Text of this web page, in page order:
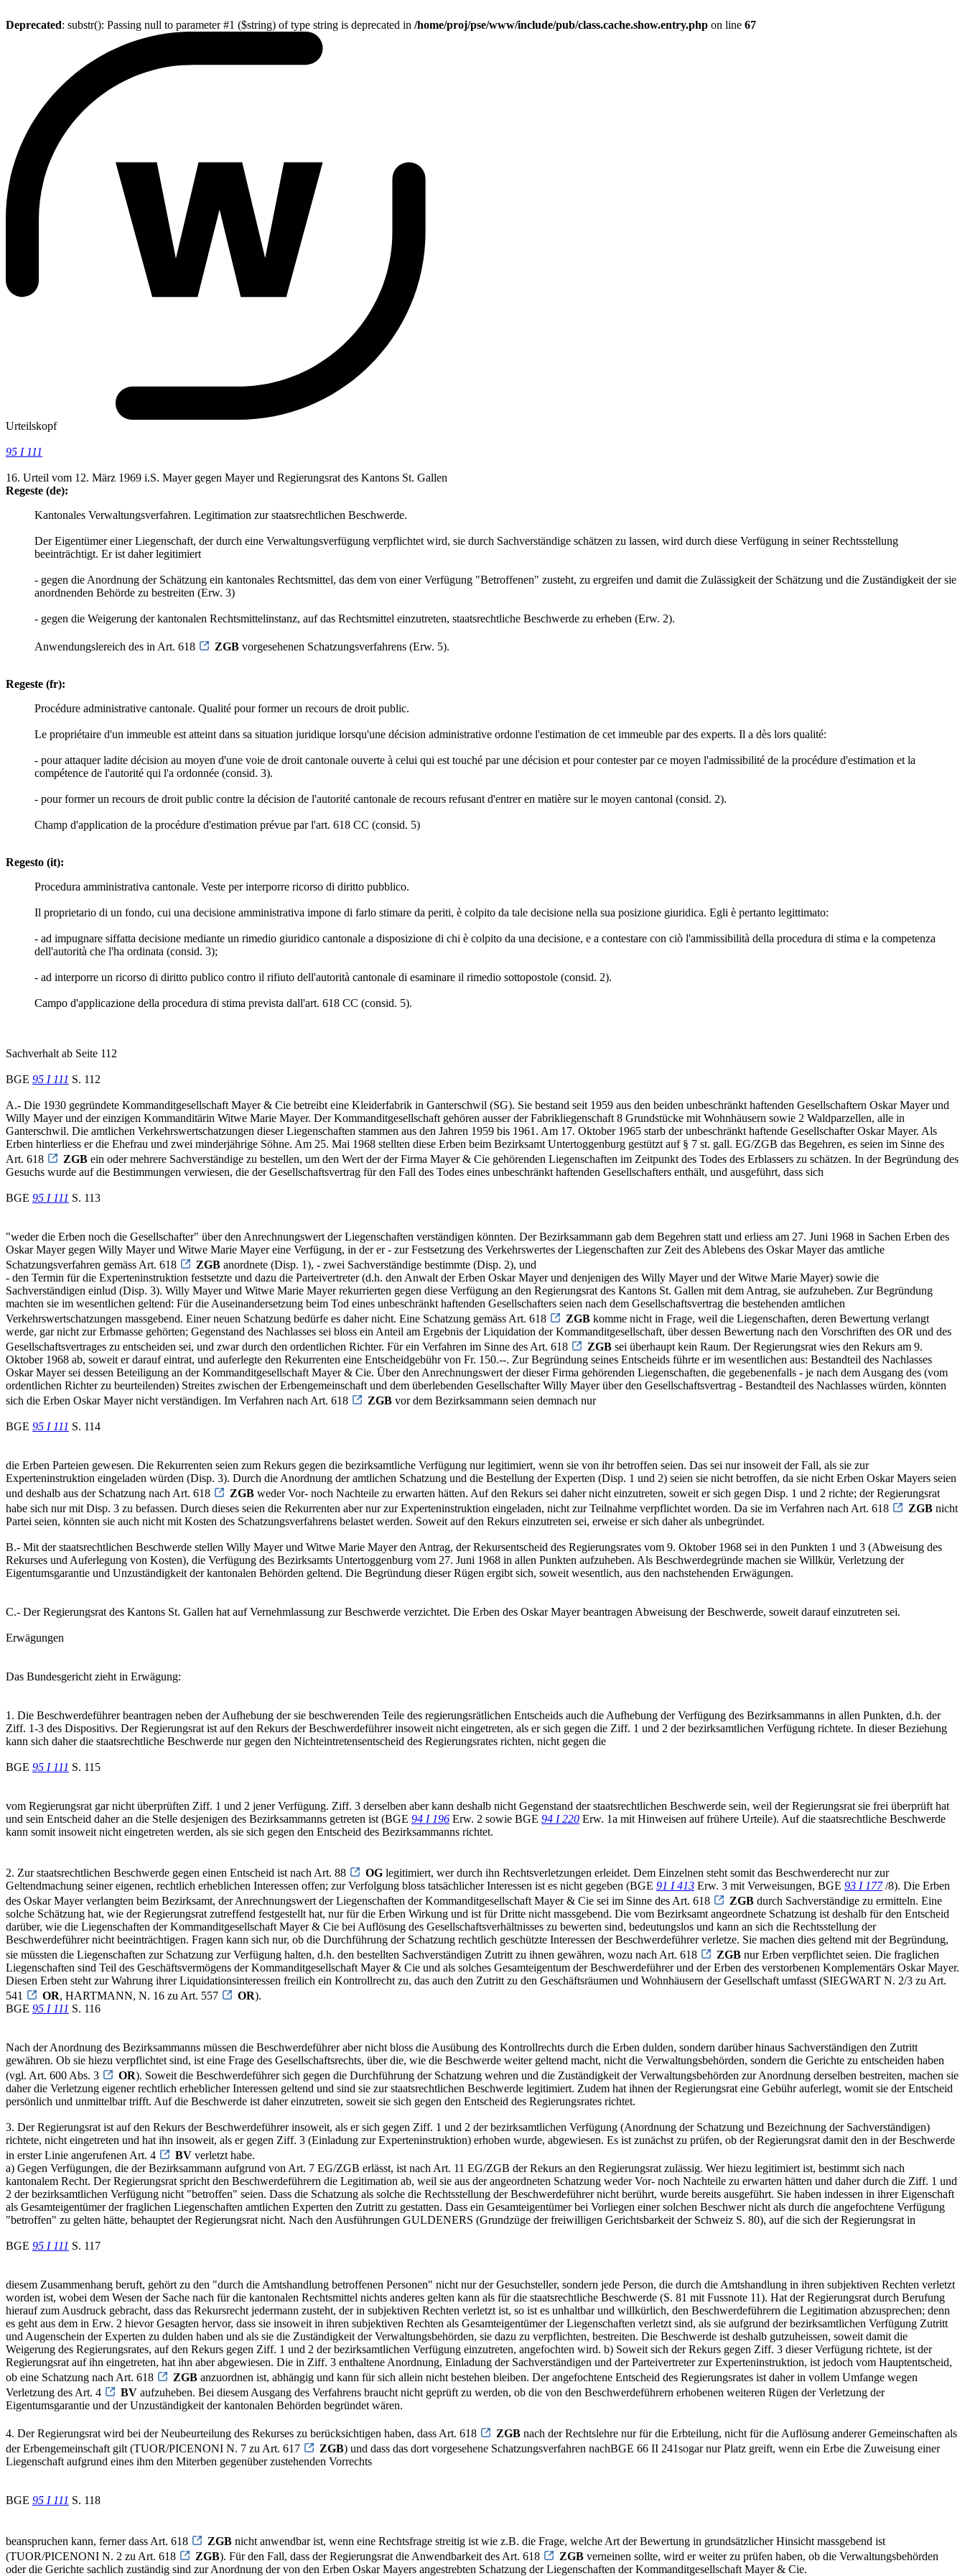
Deprecated: substr(): Passing null to parameter #1 ($string) of type string is deprecated in /home/proj/pse/www/include/pub/class.cache.show.entry.php on line 67
Urteilskopf
95 I 111
16. Urteil vom 12. März 1969 i.S. Mayer gegen Mayer und Regierungsrat des Kantons St. Gallen
Regeste (de):
Kantonales Verwaltungsverfahren. Legitimation zur staatsrechtlichen Beschwerde.
Der Eigentümer einer Liegenschaft, der durch eine Verwaltungsverfügung verpflichtet wird, sie durch Sachverständige schätzen zu lassen, wird durch diese Verfügung in seiner Rechtsstellung
beeinträchtigt. Er ist daher legitimiert
- gegen die Anordnung der Schätzung ein kantonales Rechtsmittel, das dem von einer Verfügung "Betroffenen" zusteht, zu ergreifen und damit die Zulässigkeit der Schätzung und die Zuständigkeit der sie
anordnenden Behörde zu bestreiten (Erw. 3)
- gegen die Weigerung der kantonalen Rechtsmittelinstanz, auf das Rechtsmittel einzutreten, staatsrechtliche Beschwerde zu erheben (Erw. 2).
Anwendungslereich des in Art. 618 ZGB vorgesehenen Schatzungsverfahrens (Erw. 5).
Regeste (fr):
Procédure administrative cantonale. Qualité pour former un recours de droit public.
Le propriétaire d'un immeuble est atteint dans sa situation juridique lorsqu'une décision administrative ordonne l'estimation de cet immeuble par des experts. Il a dès lors qualité:
- pour attaquer ladite décision au moyen d'une voie de droit cantonale ouverte à celui qui est touché par une décision et pour contester par ce moyen l'admissibilité de la procédure d'estimation et la
compétence de l'autorité qui l'a ordonnée (consid. 3).
- pour former un recours de droit public contre la décision de l'autorité cantonale de recours refusant d'entrer en matière sur le moyen cantonal (consid. 2).
Champ d'application de la procédure d'estimation prévue par l'art. 618 CC (consid. 5)
Regesto (it):
Procedura amministrativa cantonale. Veste per interporre ricorso di diritto pubblico.
Il proprietario di un fondo, cui una decisione amministrativa impone di farlo stimare da periti, è colpito da tale decisione nella sua posizione giuridica. Egli è pertanto legittimato:
- ad impugnare siffatta decisione mediante un rimedio giuridico cantonale a disposizione di chi è colpito da una decisione, e a contestare con ciò l'ammissibilità della procedura di stima e la competenza
dell'autorità che l'ha ordinata (consid. 3);
- ad interporre un ricorso di diritto publico contro il rifiuto dell'autorità cantonale di esaminare il rimedio sottopostole (consid. 2).
Campo d'applicazione della procedura di stima prevista dall'art. 618 CC (consid. 5).
Sachverhalt ab Seite 112
BGE 95 I 111 S. 112
A.- Die 1930 gegründete Kommanditgesellschaft Mayer & Cie betreibt eine Kleiderfabrik in Ganterschwil (SG). Sie bestand seit 1959 aus den beiden unbeschränkt haftenden Gesellschaftern Oskar Mayer und
Willy Mayer und der einzigen Kommanditärin Witwe Marie Mayer. Der Kommanditgesellschaft gehören ausser der Fabrikliegenschaft 8 Grundstücke mit Wohnhäusern sowie 2 Waldparzellen, alle in
Ganterschwil. Die amtlichen Verkehrswertschatzungen dieser Liegenschaften stammen aus den Jahren 1959 bis 1961. Am 17. Oktober 1965 starb der unbeschränkt haftende Gesellschafter Oskar Mayer. Als
Erben hinterliess er die Ehefrau und zwei minderjährige Söhne. Am 25. Mai 1968 stellten diese Erben beim Bezirksamt Untertoggenburg gestützt auf § 7 st. gall. EG/ZGB das Begehren, es seien im Sinne des
Art. 618
ZGB ein oder mehrere Sachverständige zu bestellen, um den Wert der der Firma Mayer & Cie gehörenden Liegenschaften im Zeitpunkt des Todes des Erblassers zu schätzen. In der Begründung des
Gesuchs wurde auf die Bestimmungen verwiesen, die der Gesellschaftsvertrag für den Fall des Todes eines unbeschränkt haftenden Gesellschafters enthält, und ausgeführt, dass sich
BGE 95 I 111 S. 113
"weder die Erben noch die Gesellschafter" über den Anrechnungswert der Liegenschaften verständigen könnten. Der Bezirksammann gab dem Begehren statt und erliess am 27. Juni 1968 in Sachen Erben des
Oskar Mayer gegen Willy Mayer und Witwe Marie Mayer eine Verfügung, in der er - zur Festsetzung des Verkehrswertes der Liegenschaften zur Zeit des Ablebens des Oskar Mayer das amtliche
Schatzungsverfahren gemäss Art. 618
ZGB anordnete (Disp. 1), - zwei Sachverständige bestimmte (Disp. 2), und
- den Termin für die Experteninstruktion festsetzte und dazu die Parteivertreter (d.h. den Anwalt der Erben Oskar Mayer und denjenigen des Willy Mayer und der Witwe Marie Mayer) sowie die
Sachverständigen einlud (Disp. 3). Willy Mayer und Witwe Marie Mayer rekurrierten gegen diese Verfügung an den Regierungsrat des Kantons St. Gallen mit dem Antrag, sie aufzuheben. Zur Begründung
machten sie im wesentlichen geltend: Für die Auseinandersetzung beim Tod eines unbeschränkt haftenden Gesellschafters seien nach dem Gesellschaftsvertrag die bestehenden amtlichen
Verkehrswertschatzungen massgebend. Einer neuen Schatzung bedürfe es daher nicht. Eine Schatzung gemäss Art. 618
ZGB komme nicht in Frage, weil die Liegenschaften, deren Bewertung verlangt
werde, gar nicht zur Erbmasse gehörten; Gegenstand des Nachlasses sei bloss ein Anteil am Ergebnis der Liquidation der Kommanditgesellschaft, über dessen Bewertung nach den Vorschriften des OR und des
Gesellschaftsvertrages zu entscheiden sei, und zwar durch den ordentlichen Richter. Für ein Verfahren im Sinne des Art. 618
ZGB sei überhaupt kein Raum. Der Regierungsrat wies den Rekurs am 9.
Oktober 1968 ab, soweit er darauf eintrat, und auferlegte den Rekurrenten eine Entscheidgebühr von Fr. 150.--. Zur Begründung seines Entscheids führte er im wesentlichen aus: Bestandteil des Nachlasses
Oskar Mayer sei dessen Beteiligung an der Kommanditgesellschaft Mayer & Cie. Über den Anrechnungswert der dieser Firma gehörenden Liegenschaften, die gegebenenfalls - je nach dem Ausgang des (vom
ordentlichen Richter zu beurteilenden) Streites zwischen der Erbengemeinschaft und dem überlebenden Gesellschafter Willy Mayer über den Gesellschaftsvertrag - Bestandteil des Nachlasses würden, könnten
sich die Erben Oskar Mayer nicht verständigen. Im Verfahren nach Art. 618
ZGB vor dem Bezirksammann seien demnach nur
BGE 95 I 111 S. 114
die Erben Parteien gewesen. Die Rekurrenten seien zum Rekurs gegen die bezirksamtliche Verfügung nur legitimiert, wenn sie von ihr betroffen seien. Das sei nur insoweit der Fall, als sie zur
Experteninstruktion eingeladen würden (Disp. 3). Durch die Anordnung der amtlichen Schatzung und die Bestellung der Experten (Disp. 1 und 2) seien sie nicht betroffen, da sie nicht Erben Oskar Mayers seien
und deshalb aus der Schatzung nach Art. 618
ZGB weder Vor- noch Nachteile zu erwarten hätten. Auf den Rekurs sei daher nicht einzutreten, soweit er sich gegen Disp. 1 und 2 richte; der Regierungsrat
habe sich nur mit Disp. 3 zu befassen. Durch dieses seien die Rekurrenten aber nur zur Experteninstruktion eingeladen, nicht zur Teilnahme verpflichtet worden. Da sie im Verfahren nach Art. 618
ZGB nicht
Partei seien, könnten sie auch nicht mit Kosten des Schatzungsverfahrens belastet werden. Soweit auf den Rekurs einzutreten sei, erweise er sich daher als unbegründet.
B.- Mit der staatsrechtlichen Beschwerde stellen Willy Mayer und Witwe Marie Mayer den Antrag, der Rekursentscheid des Regierungsrates vom 9. Oktober 1968 sei in den Punkten 1 und 3 (Abweisung des
Rekurses und Auferlegung von Kosten), die Verfügung des Bezirksamts Untertoggenburg vom 27. Juni 1968 in allen Punkten aufzuheben. Als Beschwerdegründe machen sie Willkür, Verletzung der
Eigentumsgarantie und Unzuständigkeit der kantonalen Behörden geltend. Die Begründung dieser Rügen ergibt sich, soweit wesentlich, aus den nachstehenden Erwägungen.
C.- Der Regierungsrat des Kantons St. Gallen hat auf Vernehmlassung zur Beschwerde verzichtet. Die Erben des Oskar Mayer beantragen Abweisung der Beschwerde, soweit darauf einzutreten sei.
Erwägungen
Das Bundesgericht zieht in Erwägung:
1. Die Beschwerdeführer beantragen neben der Aufhebung der sie beschwerenden Teile des regierungsrätlichen Entscheids auch die Aufhebung der Verfügung des Bezirksammanns in allen Punkten, d.h. der
Ziff. 1-3 des Dispositivs. Der Regierungsrat ist auf den Rekurs der Beschwerdeführer insoweit nicht eingetreten, als er sich gegen die Ziff. 1 und 2 der bezirksamtlichen Verfügung richtete. In dieser Beziehung
kann sich daher die staatsrechtliche Beschwerde nur gegen den Nichteintretensentscheid des Regierungsrates richten, nicht gegen die
BGE 95 I 111 S. 115
vom Regierungsrat gar nicht überprüften Ziff. 1 und 2 jener Verfügung. Ziff. 3 derselben aber kann deshalb nicht Gegenstand der staatsrechtlichen Beschwerde sein, weil der Regierungsrat sie frei überprüft hat
und sein Entscheid daher an die Stelle desjenigen des Bezirksammanns getreten ist (BGE 94 I 196 Erw. 2 sowie BGE 94 I 220 Erw. 1a mit Hinweisen auf frühere Urteile). Auf die staatsrechtliche Beschwerde
kann somit insoweit nicht eingetreten werden, als sie sich gegen den Entscheid des Bezirksammanns richtet.
2. Zur staatsrechtlichen Beschwerde gegen einen Entscheid ist nach Art. 88 OG legitimiert, wer durch ihn Rechtsverletzungen erleidet. Dem Einzelnen steht somit das Beschwerderecht nur zur
Geltendmachung seiner eigenen, rechtlich erheblichen Interessen offen; zur Verfolgung bloss tatsächlicher Interessen ist es nicht gegeben (BGE 91 I 413 Erw. 3 mit Verweisungen, BGE 93 I 177/8). Die Erben
des Oskar Mayer verlangten beim Bezirksamt, der Anrechnungswert der Liegenschaften der Kommanditgesellschaft Mayer & Cie sei im Sinne des Art. 618
ZGB durch Sachverständige zu ermitteln. Eine
solche Schätzung hat, wie der Regierungsrat zutreffend festgestellt hat, nur für die Erben Wirkung und ist für Dritte nicht massgebend. Die vom Bezirksamt angeordnete Schatzung ist deshalb für den Entscheid
darüber, wie die Liegenschaften der Kommanditgesellschaft Mayer & Cie bei Auflösung des Gesellschaftsverhältnisses zu bewerten sind, bedeutungslos und kann an sich die Rechtsstellung der
Beschwerdeführer nicht beeinträchtigen. Fragen kann sich nur, ob die Durchführung der Schatzung rechtlich geschützte Interessen der Beschwerdeführer verletze. Sie machen dies geltend mit der Begründung,
sie müssten die Liegenschaften zur Schatzung zur Verfügung halten, d.h. den bestellten Sachverständigen Zutritt zu ihnen gewähren, wozu nach Art. 618
ZGB nur Erben verpflichtet seien. Die fraglichen
Liegenschaften sind Teil des Geschäftsvermögens der Kommanditgesellschaft Mayer & Cie und als solches Gesamteigentum der Beschwerdeführer und der Erben des verstorbenen Komplementärs Oskar Mayer.
Diesen Erben steht zur Wahrung ihrer Liquidationsinteressen freilich ein Kontrollrecht zu, das auch den Zutritt zu den Geschäftsräumen und Wohnhäusern der Gesellschaft umfasst (SIEGWART N. 2/3 zu Art.
541
OR, HARTMANN, N. 16 zu Art. 557 OR).
BGE 95 I 111 S. 116
Nach der Anordnung des Bezirksammanns müssen die Beschwerdeführer aber nicht bloss die Ausübung des Kontrollrechts durch die Erben dulden, sondern darüber hinaus Sachverständigen den Zutritt
gewähren. Ob sie hiezu verpflichtet sind, ist eine Frage des Gesellschaftsrechts, über die, wie die Beschwerde weiter geltend macht, nicht die Verwaltungsbehörden, sondern die Gerichte zu entscheiden haben
(vgl. Art. 600 Abs. 3
OR). Soweit die Beschwerdeführer sich gegen die Durchführung der Schatzung wehren und die Zuständigkeit der Verwaltungsbehörden zur Anordnung derselben bestreiten, machen sie
daher die Verletzung eigener rechtlich erheblicher Interessen geltend und sind sie zur staatsrechtlichen Beschwerde legitimiert. Zudem hat ihnen der Regierungsrat eine Gebühr auferlegt, womit sie der Entscheid
persönlich und unmittelbar trifft. Auf die Beschwerde ist daher einzutreten, soweit sie sich gegen den Entscheid des Regierungsrates richtet.
3. Der Regierungsrat ist auf den Rekurs der Beschwerdeführer insoweit, als er sich gegen Ziff. 1 und 2 der bezirksamtlichen Verfügung (Anordnung der Schatzung und Bezeichnung der Sachverständigen)
richtete, nicht eingetreten und hat ihn insoweit, als er gegen Ziff. 3 (Einladung zur Experteninstruktion) erhoben wurde, abgewiesen. Es ist zunächst zu prüfen, ob der Regierungsrat damit den in der Beschwerde
in erster Linie angerufenen Art. 4
BV verletzt habe.
a) Gegen Verfügungen, die der Bezirksammann aufgrund von Art. 7 EG/ZGB erlässt, ist nach Art. 11 EG/ZGB der Rekurs an den Regierungsrat zulässig. Wer hiezu legitimiert ist, bestimmt sich nach
kantonalem Recht. Der Regierungsrat spricht den Beschwerdeführern die Legitimation ab, weil sie aus der angeordneten Schatzung weder Vor- noch Nachteile zu erwarten hätten und daher durch die Ziff. 1 und
2 der bezirksamtlichen Verfügung nicht "betroffen" seien. Dass die Schatzung als solche die Rechtsstellung der Beschwerdeführer nicht berührt, wurde bereits ausgeführt. Sie haben indessen in ihrer Eigenschaft
als Gesamteigentümer der fraglichen Liegenschaften amtlichen Experten den Zutritt zu gestatten. Dass ein Gesamteigentümer bei Vorliegen einer solchen Beschwer nicht als durch die angefochtene Verfügung
"betroffen" zu gelten hätte, behauptet der Regierungsrat nicht. Nach den Ausführungen GULDENERS (Grundzüge der freiwilligen Gerichtsbarkeit der Schweiz S. 80), auf die sich der Regierungsrat in
BGE 95 I 111 S. 117
diesem Zusammenhang beruft, gehört zu den "durch die Amtshandlung betroffenen Personen" nicht nur der Gesuchsteller, sondern jede Person, die durch die Amtshandlung in ihren subjektiven Rechten verletzt
worden ist, wobei dem Wesen der Sache nach für die kantonalen Rechtsmittel nichts anderes gelten kann als für die staatsrechtliche Beschwerde (S. 81 mit Fussnote 11). Hat der Regierungsrat durch Berufung
hierauf zum Ausdruck gebracht, dass das Rekursrecht jedermann zusteht, der in subjektiven Rechten verletzt ist, so ist es unhaltbar und willkürlich, den Beschwerdeführern die Legitimation abzusprechen; denn
es geht aus dem in Erw. 2 hievor Gesagten hervor, dass sie insoweit in ihren subjektiven Rechten als Gesamteigentümer der Liegenschaften verletzt sind, als sie aufgrund der bezirksamtlichen Verfügung Zutritt
und Augenschein der Experten zu dulden haben und als sie die Zuständigkeit der Verwaltungsbehörden, sie dazu zu verpflichten, bestreiten. Die Beschwerde ist deshalb gutzuheissen, soweit damit die
Weigerung des Regierungsrates, auf den Rekurs gegen Ziff. 1 und 2 der bezirksamtlichen Verfügung einzutreten, angefochten wird. b) Soweit sich der Rekurs gegen Ziff. 3 dieser Verfügung richtete, ist der
Regierungsrat auf ihn eingetreten, hat ihn aber abgewiesen. Die in Ziff. 3 enthaltene Anordnung, Einladung der Sachverständigen und der Parteivertreter zur Experteninstruktion, ist jedoch vom Hauptentscheid,
ob eine Schatzung nach Art. 618
ZGB anzuordnen ist, abhängig und kann für sich allein nicht bestehen bleiben. Der angefochtene Entscheid des Regierungsrates ist daher in vollem Umfange wegen
Verletzung des Art. 4
BV aufzuheben. Bei diesem Ausgang des Verfahrens braucht nicht geprüft zu werden, ob die von den Beschwerdeführern erhobenen weiteren Rügen der Verletzung der
Eigentumsgarantie und der Unzuständigkeit der kantonalen Behörden begründet wären.
4. Der Regierungsrat wird bei der Neubeurteilung des Rekurses zu berücksichtigen haben, dass Art. 618 ZGB nach der Rechtslehre nur für die Erbteilung, nicht für die Auflösung anderer Gemeinschaften als
der Erbengemeinschaft gilt (TUOR/PICENONI N. 7 zu Art. 617
ZGB) und dass das dort vorgesehene Schatzungsverfahren nachBGE 66 II 241sogar nur Platz greift, wenn ein Erbe die Zuweisung einer
Liegenschaft aufgrund eines ihm den Miterben gegenüber zustehenden Vorrechts
BGE 95 I 111 S. 118
beanspruchen kann, ferner dass Art. 618 ZGB nicht anwendbar ist, wenn eine Rechtsfrage streitig ist wie z.B. die Frage, welche Art der Bewertung in grundsätzlicher Hinsicht massgebend ist
(TUOR/PICENONI N. 2 zu Art. 618
ZGB). Für den Fall, dass der Regierungsrat die Anwendbarkeit des Art. 618 ZGB verneinen sollte, wird er weiter zu prüfen haben, ob die Verwaltungsbehörden
oder die Gerichte sachlich zuständig sind zur Anordnung der von den Erben Oskar Mayers angestrebten Schatzung der Liegenschaften der Kommanditgesellschaft Mayer & Cie.